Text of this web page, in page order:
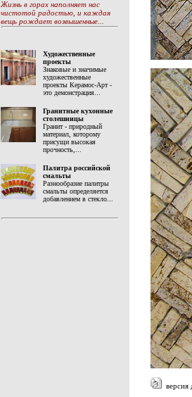
Жизнь в горах наполняет нас
чистотой радостью, и каждая
вещь рождает возвышенные...
Художественные
проекты
Знаковые и значимые
художественные
проекты Керамос-Арт -
это демонстрация...
Гранитные кухонные
столешницы
Гранит - природный
материал, которому
присущи высокая
прочность,...
Палитра российской
смальты
Разнообразие палитры
смальты определяется
добавлением в стекло...
версия